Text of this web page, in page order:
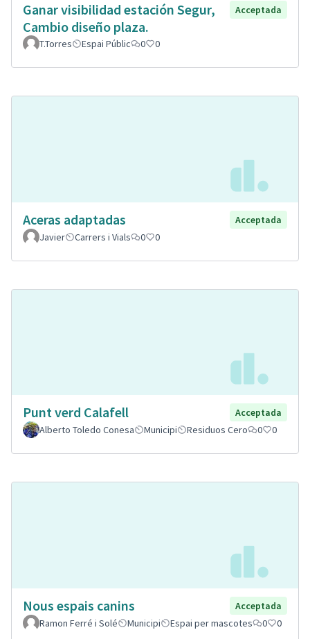
Ganar visibilidad estación Segur,
Cambio diseño plaza.
Acceptada
T.Torres Espai Públic 0 0
Aceras adaptadas
Acceptada
Javier
Carrers i Vials 0 0
Punt verd Calafell
Acceptada
Alberto Toledo Conesa
Municipi Residuos Cero 0 0
Nous espais canins
Acceptada
Ramon Ferré i Solé
Municipi Espai per mascotes 0 0